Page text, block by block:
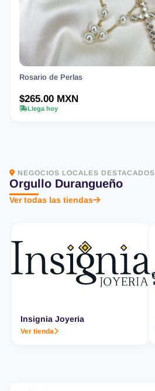
Rosario de Perlas
$265.00 MXN
Llega hoy
NEGOCIOS LOCALES DESTACADOS
Orgullo Durangueño
Ver todas las tiendas
Insignia Joyeria
Ver tienda